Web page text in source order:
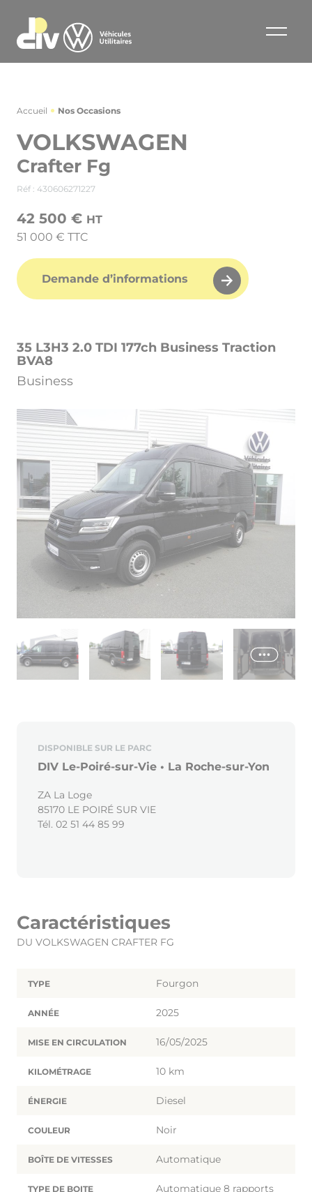
Accueil Nos Occasions
VOLKSWAGEN
Crafter Fg
Réf : 430606271227
42 500 € HT
51 000 € TTC
Demande d’informations
35 L3H3 2.0 TDI 177ch Business Traction
BVA8
Business
DISPONIBLE SUR LE PARC
DIV Le-Poiré-sur-Vie • La Roche-sur-Yon
ZA La Loge
85170 LE POIRÉ SUR VIE
Tél. 02 51 44 85 99
Caractéristiques
DU VOLKSWAGEN CRAFTER FG
TYPE Fourgon
ANNÉE 2025
MISE EN CIRCULATION 16/05/2025
KILOMÉTRAGE 10 km
ÉNERGIE Diesel
COULEUR Noir
BOÎTE DE VITESSES Automatique
TYPE DE BOITE Automatique 8 rapports